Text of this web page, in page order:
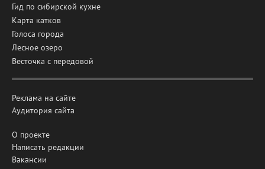
Гид по сибирской кухне
Карта катков
Голоса города
Лесное озеро
Весточка с передовой
Реклама на сайте
Аудитория сайта
О проекте
Написать редакции
Вакансии